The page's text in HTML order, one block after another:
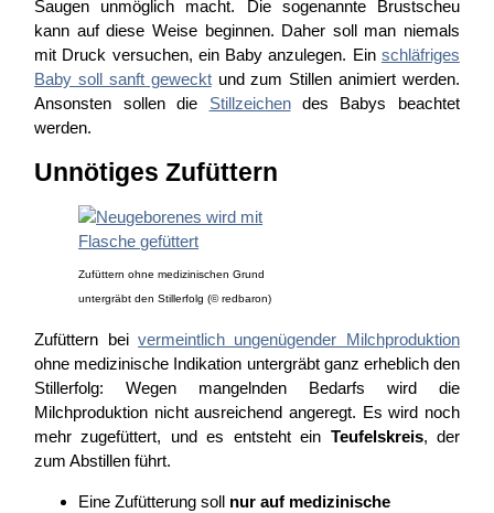
Saugen unmöglich macht. Die sogenannte Brustscheu
kann auf diese Weise beginnen. Daher soll man niemals
mit Druck versuchen, ein Baby anzulegen. Ein schläfriges
Baby soll sanft gewecktund zum Stillen animiert werden.
Ansonsten sollen die Stillzeichendes Babys beachtet
werden.
Unnötiges Zufüttern
Zufüttern ohne medizinischen Grund
untergräbt den Stillerfolg (© redbaron)
Zufüttern bei vermeintlich ungenügender Milchproduktion
ohne medizinische Indikation untergräbt ganz erheblich den
Stillerfolg: Wegen mangelnden Bedarfs wird die
Milchproduktion nicht ausreichend angeregt. Es wird noch
mehr zugefüttert, und es entsteht ein Teufelskreis, der
zum Abstillen führt.
Eine Zufütterung soll nur auf medizinische